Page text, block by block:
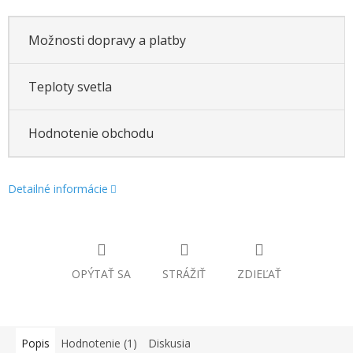
Možnosti dopravy a platby
Teploty svetla
Hodnotenie obchodu
Detailné informácie
OPÝTAŤ SA STRÁŽIŤ ZDIEĽAŤ
Popis Hodnotenie (1) Diskusia